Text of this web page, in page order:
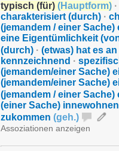
typisch (für) (Hauptform) ·
charakterisiert (durch) ·
(jemandem / einer
eine Eigentümlichkeit
(durch) · (etwas) hat es
kennzeichnend ·
(jemandem/einer Sache)
(jemandem/einer Sache)
(jemandem / einer Sache)
(einer Sache) innewohnen
zukommen (geh.)
Assoziationen anzeigen